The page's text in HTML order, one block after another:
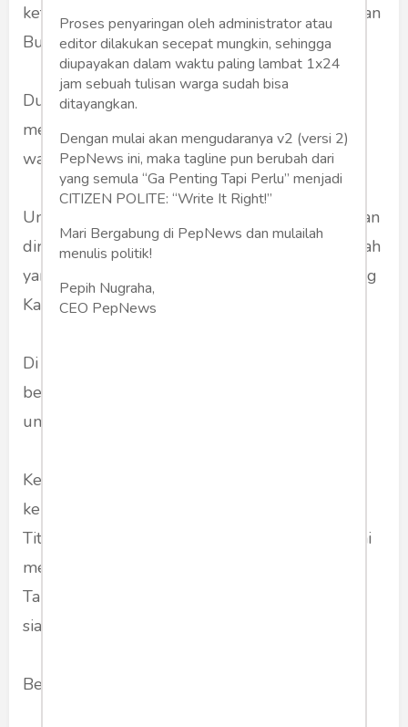
ketika lebih dua jam saya diskusi bertiga dengan
Bu Mega.
Dua kali --dalam pidato itu-- Bu Mega
menyebut dirinya memang cantik. Sebagai
wanita. Bukan hanya sebagai politisi.
Untuk yang terakhir itu beliau mengimajinasikan
dirinya sebagai titanium. Bukan lagi baja --istilah
yang dulu sering dipergunakan bapaknya: Bung
Karno.
Di zaman Bung Karno istilah titanium memang
belum populer. Belum biasa dipakai secara
umum.
Kelebihan titanium adalah --kata Bu Mega--
keras, solid tapi tidak kaku. Tidak seperti baja.
Titanium bisa lentur. "Kalau titanium itu dipakai
memukul orang, yang dipukul tidak terasa.
Tahu-tahu jatuh. Yang dipukul juga tidak tahu
siapa tadi yang memukul".
Begitu kira-kira inti kalimatnya.
Proses penyaringan oleh administrator atau
editor dilakukan secepat mungkin, sehingga
diupayakan dalam waktu paling lambat 1x24
jam sebuah tulisan warga sudah bisa
ditayangkan.
Dengan mulai akan mengudaranya v2 (versi 2)
PepNews ini, maka tagline pun berubah dari
yang semula “Ga Penting Tapi Perlu” menjadi
CITIZEN POLITE: “Write It Right!”
Mari Bergabung di PepNews dan mulailah
menulis politik!
Pepih Nugraha,
CEO PepNews